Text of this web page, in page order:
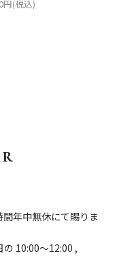
円(税込)
年中無休にて賜りま
の 10:00～12:00 ,